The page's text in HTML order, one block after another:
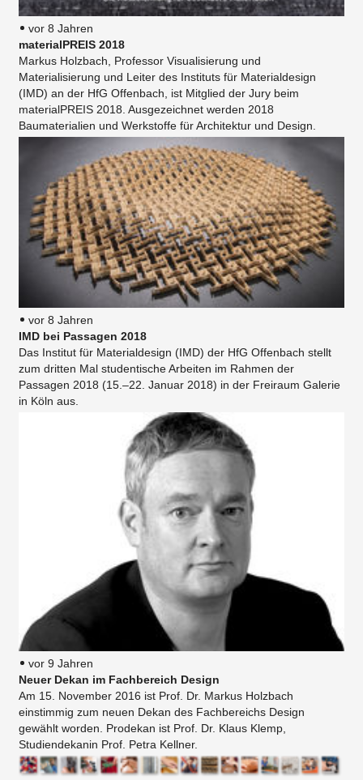
vor 8 Jahren
materialPREIS 2018
Markus Holzbach, Professor Visualisierung und
Materialisierung und Leiter des Instituts für Materialdesign
(IMD) an der HfG Offenbach, ist Mitglied der Jury beim
materialPREIS 2018. Ausgezeichnet werden 2018
Baumaterialien und Werkstoffe für Architektur und Design.
vor 8 Jahren
IMD bei Passagen 2018
Das Institut für Materialdesign (IMD) der HfG Offenbach stellt
zum dritten Mal studentische Arbeiten im Rahmen der
Passagen 2018 (15.–22. Januar 2018) in der Freiraum Galerie
in Köln aus.
vor 9 Jahren
Neuer Dekan im Fachbereich Design
Am 15. November 2016 ist Prof. Dr. Markus Holzbach
einstimmig zum neuen Dekan des Fachbereichs Design
gewählt worden. Prodekan ist Prof. Dr. Klaus Klemp,
Studiendekanin Prof. Petra Kellner.